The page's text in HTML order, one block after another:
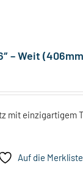
– Weit
mit einzigartigem
Auf die Merkliste